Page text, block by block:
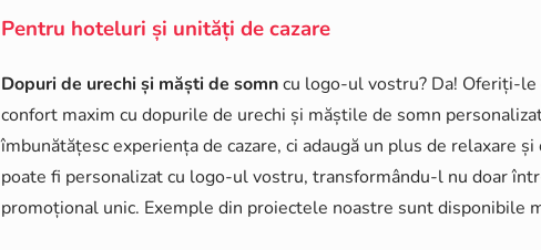
Pentru hoteluri și unități de cazare
Dopuri de urechi și măști de somncu logo-ul vostru? Da! Oferiți-
confort maxim cu dopurile de urechi și măștile de somn
îmbunătățesc experiența de cazare, ci adaugă un plus de relaxare
poate fi personalizat cu logo-ul vostru, transformându-l nu doar
promoțional unic. Exemple din proiectele noastre sunt disponibile